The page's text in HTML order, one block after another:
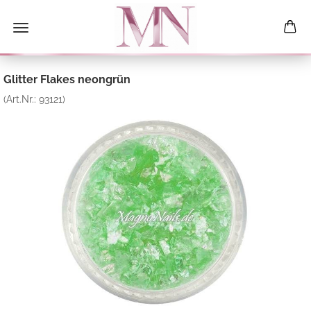
Glitter Flakes neongrün
(Art.Nr.: 93121)